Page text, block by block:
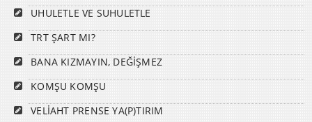
UHULETLE VE SUHULETLE
TRT ŞART MI?
BANA KIZMAYIN, DEĞİŞMEZ
KOMŞU KOMŞU
VELİAHT PRENSE YA(P)TIRIM